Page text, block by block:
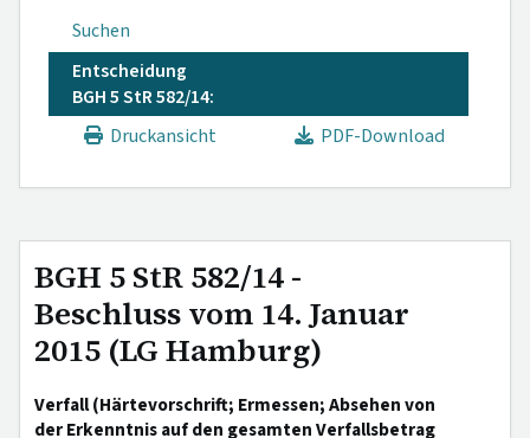
Suchen
Entscheidung
BGH 5 StR 582/14:
Druckansicht
PDF-Download
BGH 5 StR 582/14 -
Beschluss vom 14. Januar
2015 (LG Hamburg)
Verfall (Härtevorschrift; Ermessen; Absehen von
der Erkenntnis auf den gesamten Verfallsbetrag